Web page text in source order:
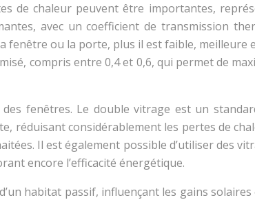
de chaleur peuvent être importantes,
avec un coefficient de transmission
fenêtre ou la porte, plus il est faible, meilleure
compris entre 0,4 et 0,6, qui permet de
fenêtres. Le double vitrage est un
considérablement les pertes de
Il est également possible d’utiliser des
encore l’efficacité énergétique.
habitat passif, influençant les gains